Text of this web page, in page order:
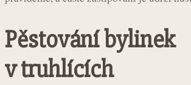
Pěstování bylinek
v truhlících